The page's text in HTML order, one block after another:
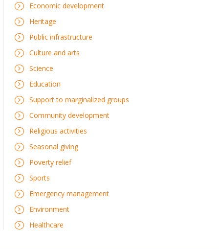
Economic development
Heritage
Public infrastructure
Culture and arts
Science
Education
Support to marginalized groups
Community development
Religious activities
Seasonal giving
Poverty relief
Sports
Emergency management
Environment
Healthcare